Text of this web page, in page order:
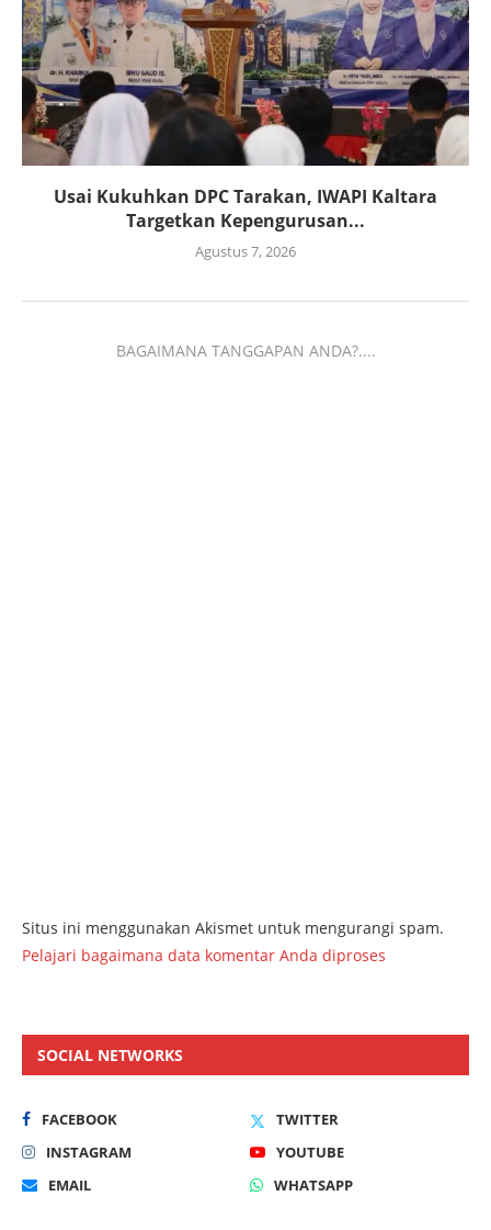
Usai Kukuhkan DPC Tarakan, IWAPI Kaltara
Targetkan Kepengurusan...
Agustus 7, 2026
BAGAIMANA TANGGAPAN ANDA?....
Situs ini menggunakan Akismet untuk mengurangi spam.
Pelajari bagaimana data komentar Anda diproses
SOCIAL NETWORKS
FACEBOOK
TWITTER
INSTAGRAM
YOUTUBE
EMAIL
WHATSAPP